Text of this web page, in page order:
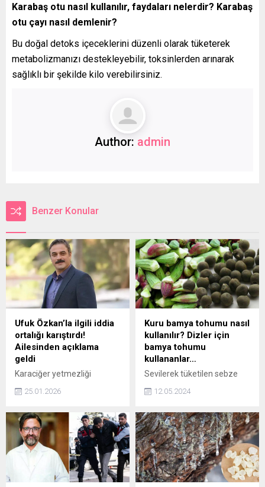
Karabaş otu nasıl kullanılır, faydaları nelerdir? Karabaş
otu çayı nasıl demlenir?
Bu doğal detoks içeceklerini düzenli olarak tüketerek
metabolizmanızı destekleyebilir, toksinlerden arınarak
sağlıklı bir şekilde kilo verebilirsiniz.
Author: admin
Benzer Konular
Ufuk Özkan’la ilgili iddia
ortalığı karıştırdı!
Ailesinden açıklama
geldi
Karaciğer yetmezliği
nedeniyle hastanede tedavi
edilen ünlü oyuncu Ufuk
Özkan, ağabeyine donör
bulunduğuna dair ortaya
atılan iddiaları yalanladı.
25.01.2026
Kuru bamya tohumu nasıl
kullanılır? Dizler için
bamya tohumu
kullananlar…
Sevilerek tüketilen sebze
yemeklerinden olan
bamyanın birçok faydası
kendisinin değil tohumunun
da o kadar çok faydası var ki
saymakla bitmiyor. Bamya
tohumunun faydaları
nelerdir, kuru bamya
tohumu nasıl kullanılır
12.05.2024